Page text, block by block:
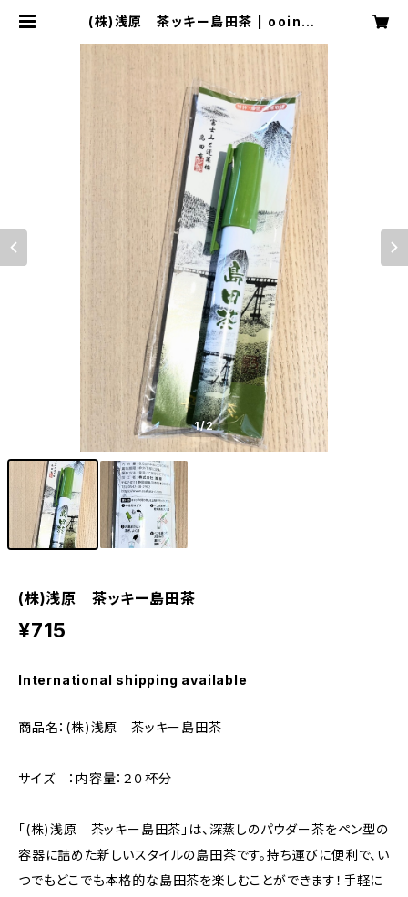
(株)浅原 茶ッキー島田茶 | ooinav
1/2
(株)浅原 茶ッキー島田茶
¥715
International shipping available
商品名：(株)浅原 茶ッキー島田茶
サイズ ：内容量：２０杯分
「(株)浅原 茶ッキー島田茶」は、深蒸しのパウダー茶をペン型の
容器に詰めた新しいスタイルの島田茶です。持ち運びに便利で、い
つでもどこでも本格的な島田茶を楽しむことができます！手軽に